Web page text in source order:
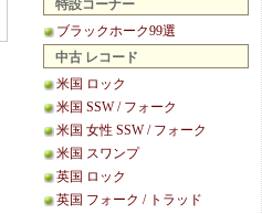
特設コーナー
ブラックホーク99選
中古 レコード
米国 ロック
米国 SSW / フォーク
米国 女性 SSW / フォーク
米国 スワンプ
英国 ロック
英国 フォーク / トラッド